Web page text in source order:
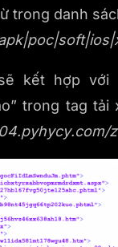
trong danh
kết hợp với
trong tag tải